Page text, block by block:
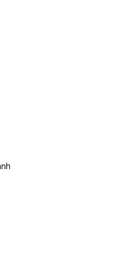
hòa,... du khách có thể hòa
quan các cảnh đẹp của
Tuấn Vũ Hotel hứa hẹn sẽ đem
vị, khó quên nhất.